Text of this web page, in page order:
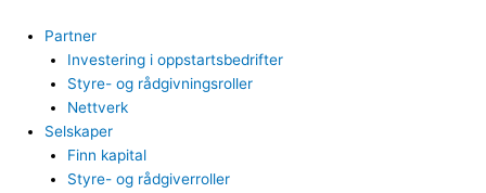
innholdet
Partner
Investering i oppstartsbedrifter
Styre- og rådgivningsroller
Nettverk
Selskaper
Finn kapital
Styre- og rådgiverroller